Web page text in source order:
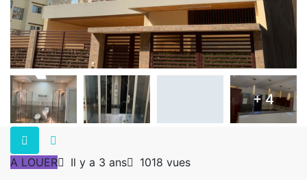
+ 4
A LOUER Il y a 3 ans 1018 vues